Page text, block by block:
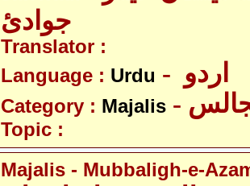
جوادئ
Translator :
Language : Urdu
Category : Majalis
Topic :
Majalis - Mubbaligh-e-